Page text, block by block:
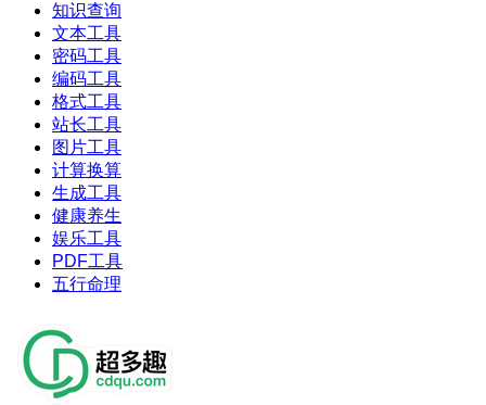
知识查询
文本工具
密码工具
编码工具
格式工具
站长工具
图片工具
计算换算
生成工具
健康养生
娱乐工具
PDF工具
五行命理